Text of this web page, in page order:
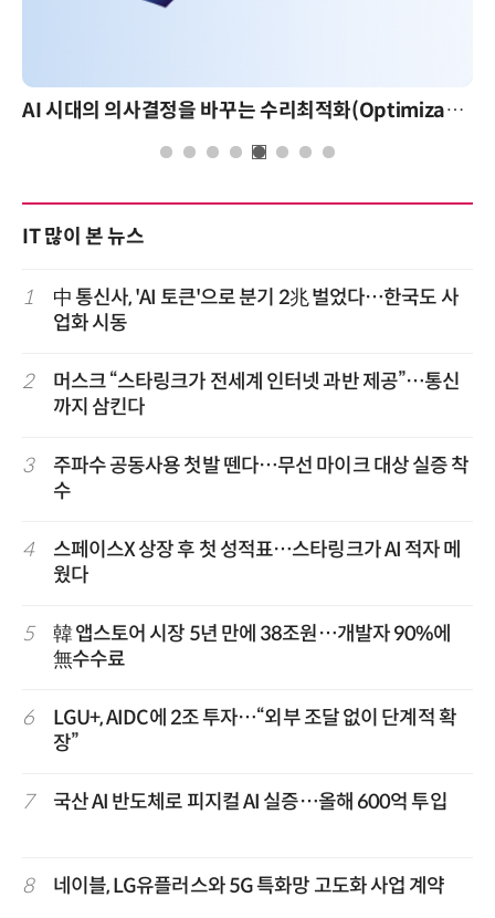
AI 시대의 의사결정을 바꾸는 수리최적화(Optimization): 실제 산업 적용 사례와 활용 전략
IT 많이 본 뉴스
1
中 통신사, 'AI 토큰'으로 분기 2兆 벌었다…한국도 사
업화 시동
2
머스크 “스타링크가 전세계 인터넷 과반 제공”…통신
까지 삼킨다
3
주파수 공동사용 첫발 뗀다…무선 마이크 대상 실증 착
수
4
스페이스X 상장 후 첫 성적표…스타링크가 AI 적자 메
웠다
5
韓 앱스토어 시장 5년 만에 38조원…개발자 90%에
無수수료
6
LGU+, AIDC에 2조 투자…“외부 조달 없이 단계적 확
장”
7 국산 AI 반도체로 피지컬 AI 실증…올해 600억 투입
8 네이블, LG유플러스와 5G 특화망 고도화 사업 계약